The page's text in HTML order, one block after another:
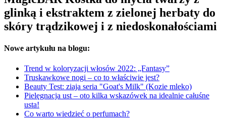
glinką i ekstraktem z zielonej herbaty do
skóry trądzikowej i z niedoskonałościami
Nowe artykułu na blogu:
Trend w koloryzacji włosów 2022: „Fantasy”
Truskawkowe nogi – co to właściwie jest?
Beauty Test: ziaja seria "Goat's Milk" (Kozie mleko)
Pielęgnacja ust – oto kilka wskazówek na idealnie całuśne
usta!
Co warto wiedzieć o perfumach?